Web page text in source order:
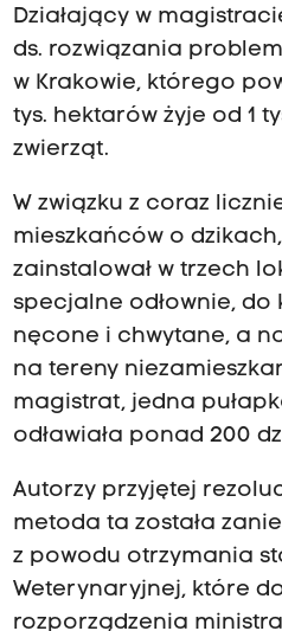
Działający w
ds. rozwiązania
w Krakowie, którego
tys. hektarów żyje od 1
zwierząt.
W związku z coraz
mieszkańców o
zainstalował w trzech
specjalne odłownie, do
nęcone i chwytane, a
na tereny
magistrat, jedna
odławiała ponad 200
Autorzy przyjętej
metoda ta została
z powodu otrzymania
Weterynaryjnej, które
rozporządzenia